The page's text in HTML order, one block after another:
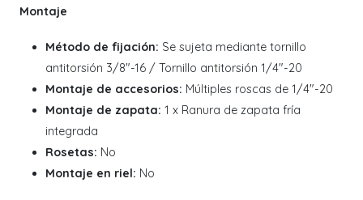
Montaje
Método de fijación: Se sujeta mediante tornillo
antitorsión 3/8"-16 / Tornillo antitorsión 1/4"-20
Montaje de accesorios: Múltiples roscas de 1/4"-20
Montaje de zapata: 1 x Ranura de zapata fría
integrada
Rosetas: No
Montaje en riel: No